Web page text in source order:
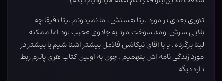
تئوری بعدی در مورد لیتا هستش . ما نمیدونم لیتا دقیقا چه
بلایی سرش اومد سوخت مرد یه جادوی عجیب بود اما ممکنه
لیتا برگرده . یا با اقای نیکلاس فلامل بیشتر اشنا شیم یا بیشتر در
مورد زندگی نامه اش بفهمیم . چون به اولین کتاب هری پاترم ربط
داره دیگه